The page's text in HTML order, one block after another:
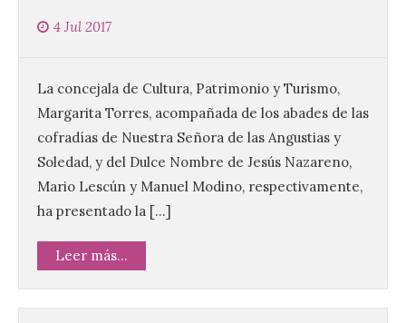
4 Jul 2017
La concejala de Cultura, Patrimonio y Turismo,
Margarita Torres, acompañada de los abades de las
cofradías de Nuestra Señora de las Angustias y
Soledad, y del Dulce Nombre de Jesús Nazareno,
Mario Lescún y Manuel Modino, respectivamente,
ha presentado la […]
Leer más...